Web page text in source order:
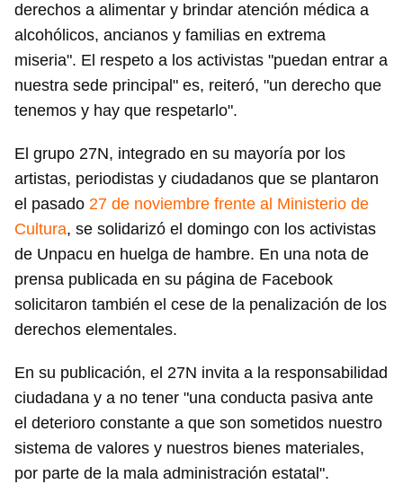
derechos a alimentar y brindar atención médica a
alcohólicos, ancianos y familias en extrema
miseria". El respeto a los activistas "puedan entrar a
nuestra sede principal" es, reiteró, "un derecho que
tenemos y hay que respetarlo".
El grupo 27N, integrado en su mayoría por los
artistas, periodistas y ciudadanos que se plantaron
el pasado 27 de noviembre frente al Ministerio de
Cultura, se solidarizó el domingo con los activistas
de Unpacu en huelga de hambre. En una nota de
prensa publicada en su página de Facebook
solicitaron también el cese de la penalización de los
derechos elementales.
En su publicación, el 27N invita a la responsabilidad
ciudadana y a no tener "una conducta pasiva ante
el deterioro constante a que son sometidos nuestro
sistema de valores y nuestros bienes materiales,
por parte de la mala administración estatal".